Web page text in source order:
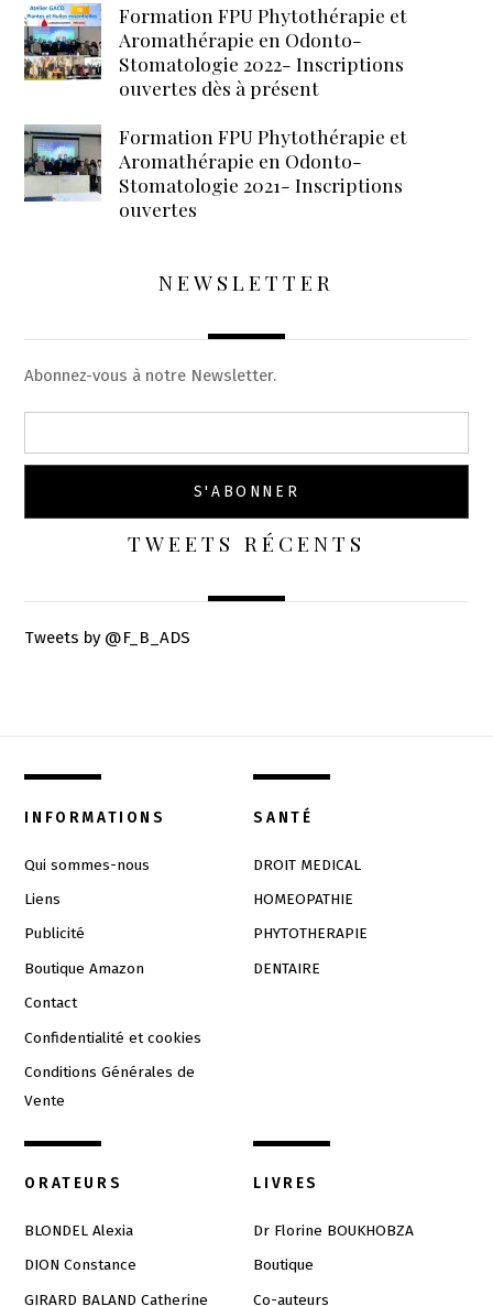
Formation FPU Phytothérapie et
Aromathérapie en Odonto-
Stomatologie 2022- Inscriptions
ouvertes dès à présent
Formation FPU Phytothérapie et
Aromathérapie en Odonto-
Stomatologie 2021- Inscriptions
ouvertes
NEWSLETTER
Abonnez-vous à notre Newsletter.
TWEETS RÉCENTS
Tweets by @F_B_ADS
INFORMATIONS
Qui sommes-nous
Liens
Publicité
Boutique Amazon
Contact
Confidentialité et cookies
Conditions Générales de
Vente
SANTÉ
DROIT MEDICAL
HOMEOPATHIE
PHYTOTHERAPIE
DENTAIRE
ORATEURS
BLONDEL Alexia
DION Constance
GIRARD BALAND Catherine
LIVRES
Dr Florine BOUKHOBZA
Boutique
Co-auteurs